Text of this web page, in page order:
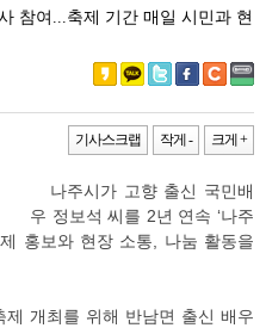
참여...축제 기간 매일 시민과 현
기사스크랩 작게 - 크게 +
나주시가 고향 출신 국민배
우 정보석 씨를 2년 연속 ‘나주
홍보와 현장 소통, 나눔 활동을
개최를 위해 반남면 출신 배우